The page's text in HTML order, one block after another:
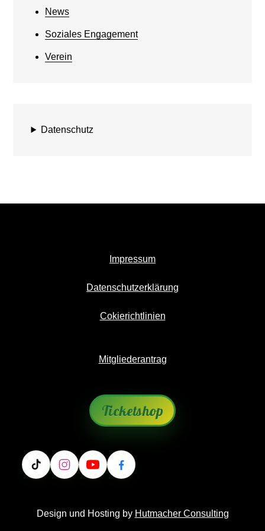
News
Soziales Engagement
Verein
Datenschutz
Impressum
Datenschutzerklärung
Cokierichtlinien
Mitgliederantrag
Ticketshop
Design und Hosting by Hutmacher Consulting